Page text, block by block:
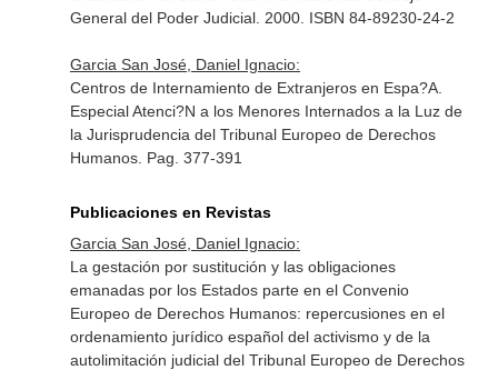
General del Poder Judicial. 2000. ISBN 84-89230-24-2
Garcia San José, Daniel Ignacio:
Centros de Internamiento de Extranjeros en Espa?A.
Especial Atenci?N a los Menores Internados a la Luz de
la Jurisprudencia del Tribunal Europeo de Derechos
Humanos. Pag. 377-391
Publicaciones en Revistas
Garcia San José, Daniel Ignacio:
La gestación por sustitución y las obligaciones
emanadas por los Estados parte en el Convenio
Europeo de Derechos Humanos: repercusiones en el
ordenamiento jurídico español del activismo y de la
autolimitación judicial del Tribunal Europeo de Derechos